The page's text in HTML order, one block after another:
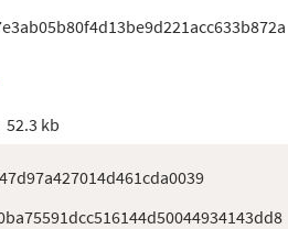
52.3 kb